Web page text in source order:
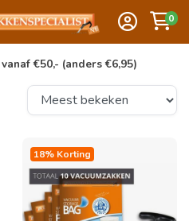
0
€50,- (anders €6,95)
18% Korting